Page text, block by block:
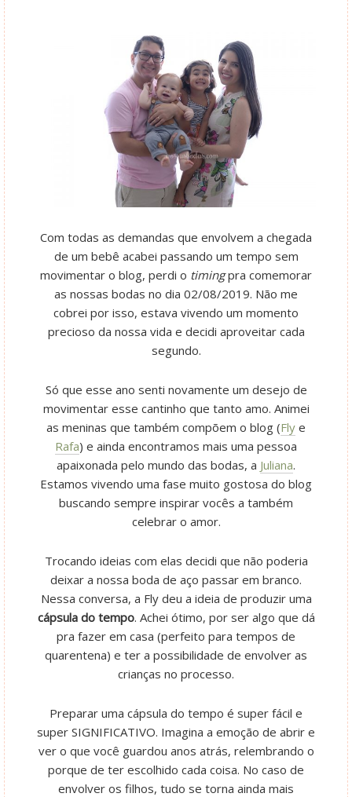
Com todas as demandas que envolvem a chegada
de um bebê acabei passando um tempo sem
movimentar o blog, perdi o timingpra comemorar
as nossas bodas no dia 02/08/2019. Não me
cobrei por isso, estava vivendo um momento
precioso da nossa vida e decidi aproveitar cada
segundo.
Só que esse ano senti novamente um desejo de
movimentar esse cantinho que tanto amo. Animei
as meninas que também compõem o blog (Fly e
Rafa) e ainda encontramos mais uma pessoa
apaixonada pelo mundo das bodas, a Juliana.
Estamos vivendo uma fase muito gostosa do blog
buscando sempre inspirar vocês a também
celebrar o amor.
Trocando ideias com elas decidi que não poderia
deixar a nossa boda de aço passar em branco.
Nessa conversa, a Fly deu a ideia de produzir uma
cápsula do tempo. Achei ótimo, por ser algo que dá
pra fazer em casa (perfeito para tempos de
quarentena) e ter a possibilidade de envolver as
crianças no processo.
Preparar uma cápsula do tempo é super fácil e
super SIGNIFICATIVO. Imagina a emoção de abrir e
ver o que você guardou anos atrás, relembrando o
porque de ter escolhido cada coisa. No caso de
envolver os filhos, tudo se torna ainda mais